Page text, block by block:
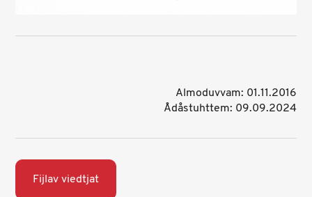
Almoduvvam: 01.11.2016
Ådåstuhttem: 09.09.2024
Fijlav viedtjat